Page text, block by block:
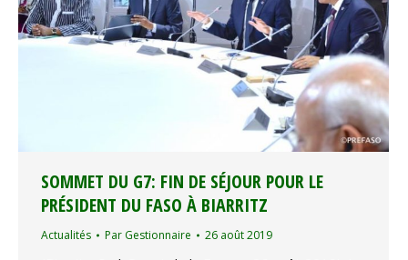
SOMMET DU G7: FIN DE SÉJOUR POUR LE
PRÉSIDENT DU FASO À BIARRITZ
Actualités Par Gestionnaire 26 août 2019